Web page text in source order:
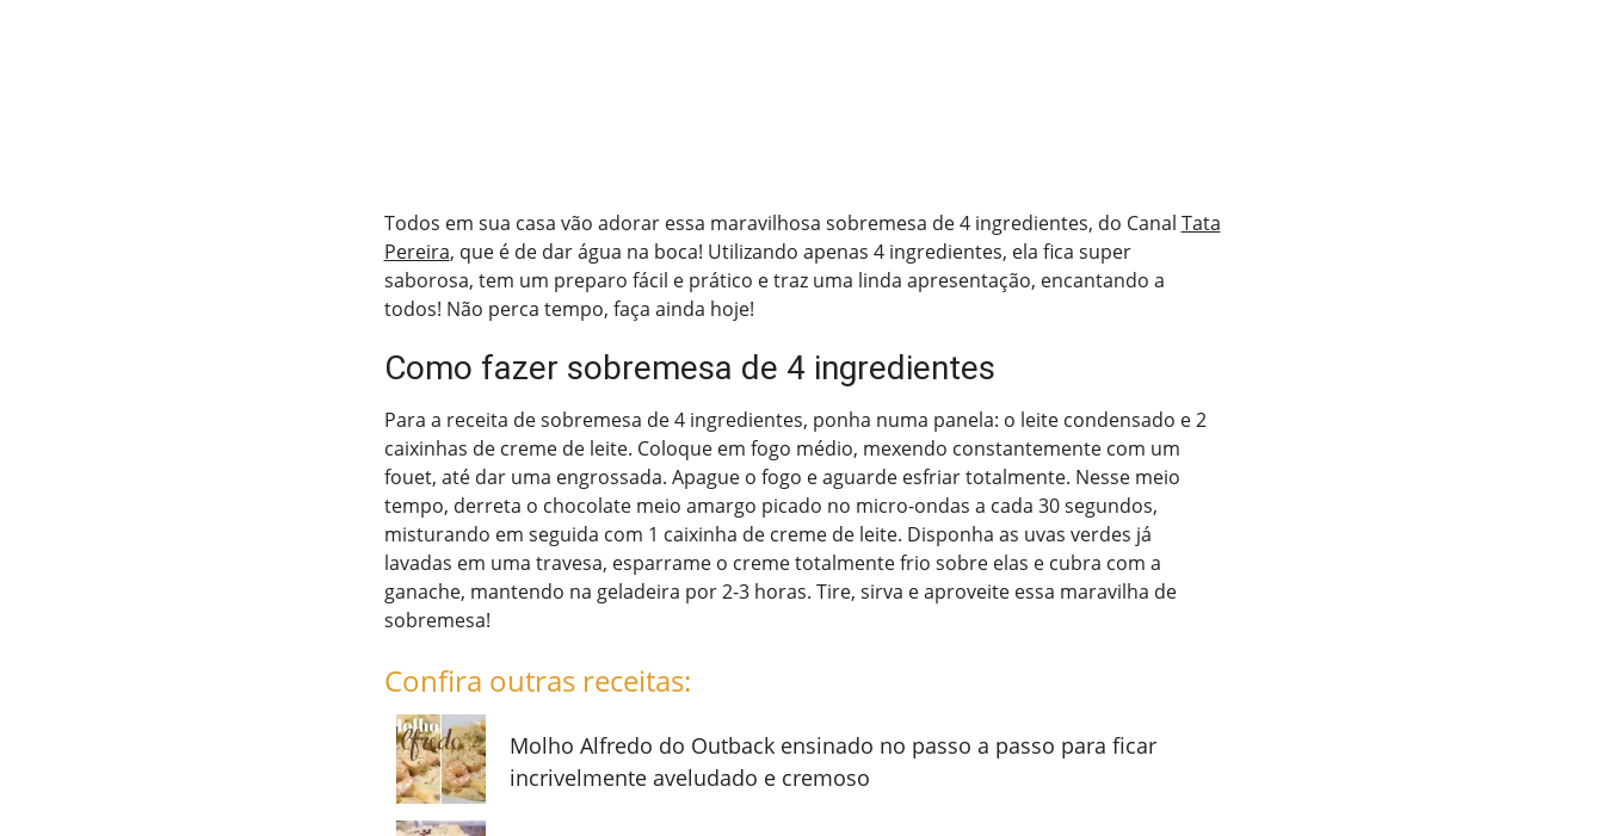
Todos em sua casa vão adorar essa maravilhosa sobremesa de 4 ingredientes, do Canal Tata
Pereira, que é de dar água na boca! Utilizando apenas 4 ingredientes, ela fica super
saborosa, tem um preparo fácil e prático e traz uma linda apresentação, encantando a
todos! Não perca tempo, faça ainda hoje!
Como fazer sobremesa de 4 ingredientes
Para a receita de sobremesa de 4 ingredientes, ponha numa panela: o leite condensado e 2
caixinhas de creme de leite. Coloque em fogo médio, mexendo constantemente com um
fouet, até dar uma engrossada. Apague o fogo e aguarde esfriar totalmente. Nesse meio
tempo, derreta o chocolate meio amargo picado no micro-ondas a cada 30 segundos,
misturando em seguida com 1 caixinha de creme de leite. Disponha as uvas verdes já
lavadas em uma travesa, esparrame o creme totalmente frio sobre elas e cubra com a
ganache, mantendo na geladeira por 2-3 horas. Tire, sirva e aproveite essa maravilha de
sobremesa!
Confira outras receitas:
Molho Alfredo do Outback ensinado no passo a passo para ficar
incrivelmente aveludado e cremoso